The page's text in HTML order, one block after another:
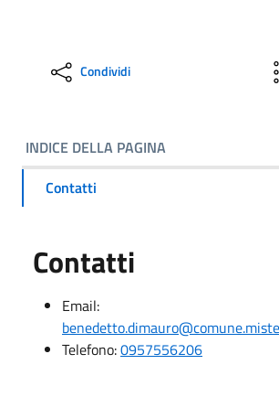
Condividi
INDICE DELLA PAGINA
Contatti
Contatti
Email:
Telefono:0957556206